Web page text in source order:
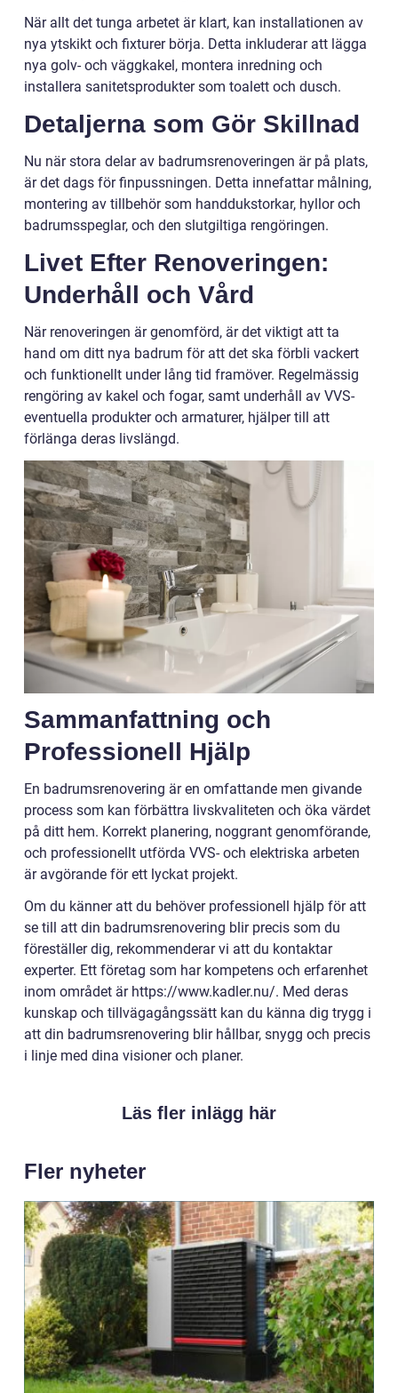
När allt det tunga arbetet är klart, kan installationen av
nya ytskikt och fixturer börja. Detta inkluderar att lägga
nya golv- och väggkakel, montera inredning och
installera sanitetsprodukter som toalett och dusch.
Detaljerna som Gör Skillnad
Nu när stora delar av badrumsrenoveringen är på plats,
är det dags för finpussningen. Detta innefattar målning,
montering av tillbehör som handdukstorkar, hyllor och
badrumsspeglar, och den slutgiltiga rengöringen.
Livet Efter Renoveringen:
Underhåll och Vård
När renoveringen är genomförd, är det viktigt att ta
hand om ditt nya badrum för att det ska förbli vackert
och funktionellt under lång tid framöver. Regelmässig
rengöring av kakel och fogar, samt underhåll av VVS-
eventuella produkter och armaturer, hjälper till att
förlänga deras livslängd.
Sammanfattning och
Professionell Hjälp
En badrumsrenovering är en omfattande men givande
process som kan förbättra livskvaliteten och öka värdet
på ditt hem. Korrekt planering, noggrant genomförande,
och professionellt utförda VVS- och elektriska arbeten
är avgörande för ett lyckat projekt.
Om du känner att du behöver professionell hjälp för att
se till att din badrumsrenovering blir precis som du
föreställer dig, rekommenderar vi att du kontaktar
experter. Ett företag som har kompetens och erfarenhet
inom området är https://www.kadler.nu/. Med deras
kunskap och tillvägagångssätt kan du känna dig trygg i
att din badrumsrenovering blir hållbar, snygg och precis
i linje med dina visioner och planer.
Läs fler inlägg här
Fler nyheter